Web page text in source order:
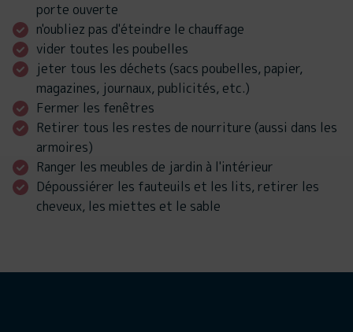
porte ouverte
n'oubliez pas d'éteindre le chauffage
vider toutes les poubelles
jeter tous les déchets (sacs poubelles, papier,
magazines, journaux, publicités, etc.)
Fermer les fenêtres
Retirer tous les restes de nourriture (aussi dans les
armoires)
Ranger les meubles de jardin à l'intérieur
Dépoussiérer les fauteuils et les lits, retirer les
cheveux, les miettes et le sable